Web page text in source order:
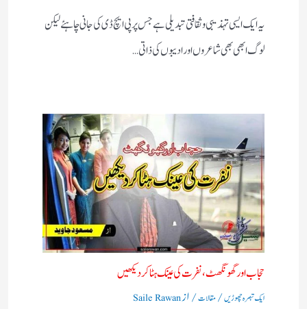
یہ ایک ایسی تہذیبی و ثقافتی تبدیلی ہے جس پر پی ایچ ڈی کی جانی چاہئے لیکن
لوگ ابھی بھی شاعروں اور ادیبوں کی ذاتی…
حجاب اور گھونگھٹ ، نفرت کی عینک ہٹا کر دیکھیں​
ایک تبصرہ چھوڑیں/مقالات/ ازSaile Rawan